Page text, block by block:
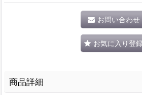
お問い合わせ
お気に入り登
商品詳細